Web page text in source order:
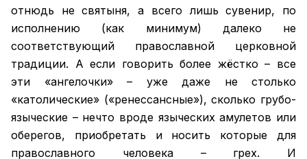
отнюдь не святыня, а всего лишь сувенир, по
исполнению (как минимум) далеко не
соответствующий православной церковной
традиции. А если говорить более жёстко – все
эти «ангелочки» – уже даже не столько
«католические» («ренессансные»), сколько грубо-
языческие – нечто вроде языческих амулетов или
оберегов, приобретать и носить которые для
православного человека – грех. И